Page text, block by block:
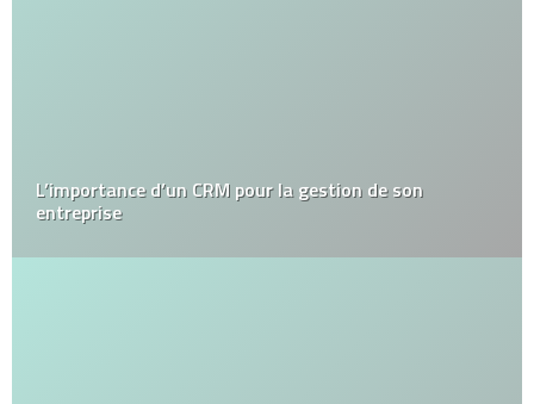
L’importance d’un CRM pour la gestion de son
entreprise